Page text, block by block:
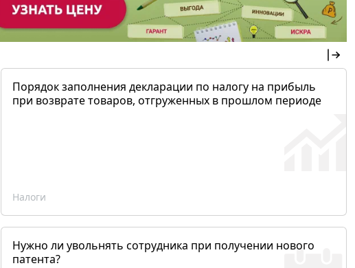
Порядок заполнения декларации по налогу на прибыль
при возврате товаров, отгруженных в прошлом периоде
Налоги
Нужно ли увольнять сотрудника при получении нового
патента?